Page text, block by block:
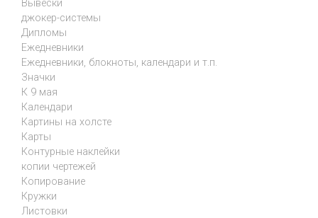
Вывески
джокер-системы
Дипломы
Ежедневники
Ежедневники, блокноты, календари и т.п.
Значки
К 9 мая
Календари
Картины на холсте
Карты
Контурные наклейки
копии чертежей
Копирование
Кружки
Листовки